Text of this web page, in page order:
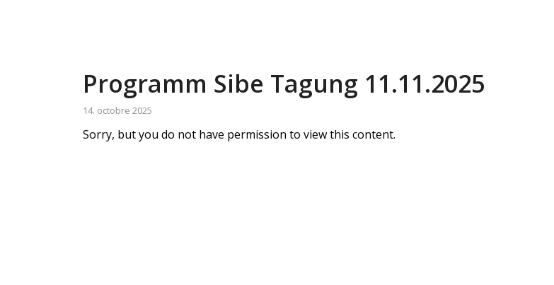
Programm Sibe Tagung 11.11.2025
14. octobre 2025
Sorry, but you do not have permission to view this content.